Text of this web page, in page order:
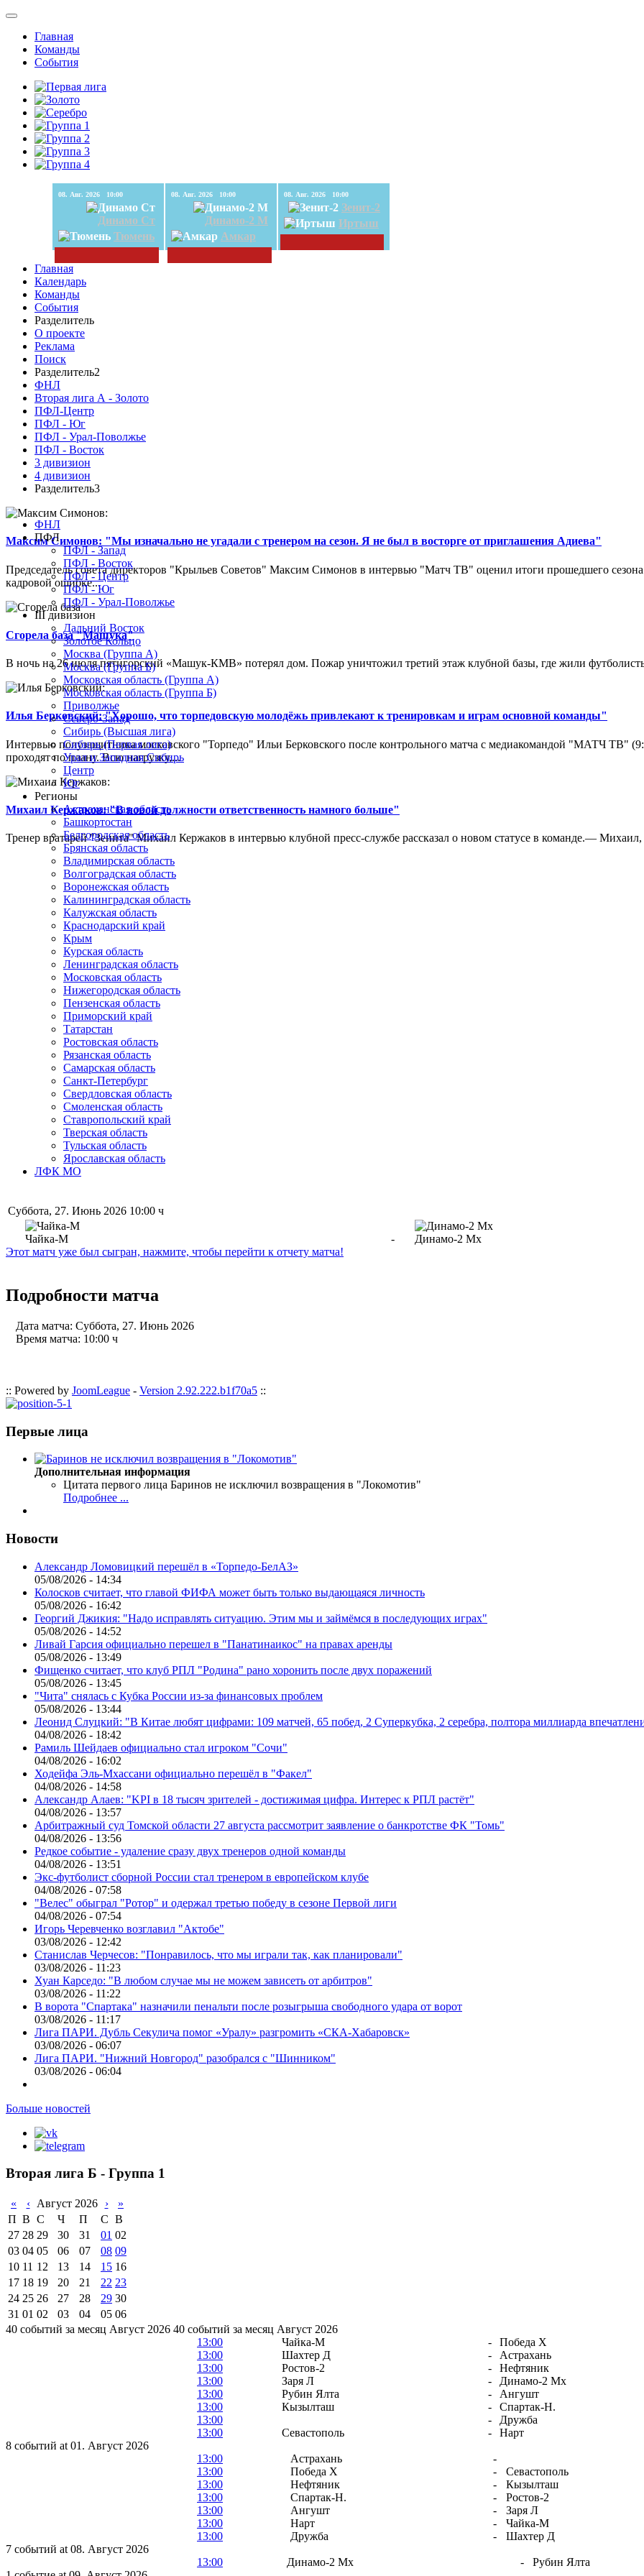
Главная
Команды
События
08. Авг. 2026 10:00
Динамо Ст
Тюмень
08. Авг. 2026 10:00
Динамо-2 М
Амкар
08. Авг. 2026 10:00
Зенит-2
Иртыш
Главная
Календарь
Команды
События
Разделитель
О проекте
Реклама
Поиск
Разделитель2
ФНЛ
Вторая лига А - Золото
ПФЛ-Центр
ПФЛ - Юг
ПФЛ - Урал-Поволжье
ПФЛ - Восток
3 дивизион
4 дивизион
Разделитель3
Максим Симонов: "Мы изначально не угадали с тренером на сезон. Я не был в восторге от приглашения Адиева"
Председатель совета директоров "Крыльев Советов" Максим Симонов в интервью "Матч ТВ" оценил итоги прошедшего сезона
кадровой ошибке...
Сгорела база "Машука"
В ночь на 26 июля пятигорский «Машук-КМВ» потерял дом. Пожар уничтожил третий этаж клубной базы, где жили
Илья Берковский: "Хорошо, что торпедовскую молодёжь привлекают к тренировкам и играм основной команды"
Интервью полузащитника московского "Торпедо" Ильи Берковского после контрольного матча с медиакомандой "МАТЧ ТВ"
проходят по плану. Всю нагрузку,...
Михаил Кержаков: "В новой должности ответственность намного больше"
Тренер вратарей "Зенита" Михаил Кержаков в интервью клубной пресс-службе рассказал о новом статусе в команде.—
ФНЛ
ПФЛ
ПФЛ - Запад
ПФЛ - Восток
ПФЛ - Центр
ПФЛ - Юг
ПФЛ - Урал-Поволжье
III дивизион
Дальний Восток
Золотое Кольцо
Москва (Группа А)
Москва (Группа Б)
Московская область (Группа А)
Московская область (Группа Б)
Приволжье
Северо-Запад
Сибирь (Высшая лига)
Сибирь (Первая лига)
Урал и Западная Сибирь
Центр
Юг
Регионы
Астраханская область
Башкортостан
Белгородская область
Брянская область
Владимирская область
Волгоградская область
Воронежская область
Калининградская область
Калужская область
Краснодарский край
Крым
Курская область
Ленинградская область
Московская область
Нижегородская область
Пензенская область
Приморский край
Татарстан
Ростовская область
Рязанская область
Самарская область
Санкт-Петербург
Свердловская область
Смоленская область
Ставропольский край
Тверская область
Тульская область
Ярославская область
ЛФК МО
Суббота, 27. Июнь 2026 10:00 ч
Чайка-М -
Динамо-2 Мх
Этот матч уже был сыгран, нажмите, чтобы перейти к отчету матча!
Подробности матча
Дата матча: Суббота, 27. Июнь 2026
Время матча: 10:00 ч
:: Powered by JoomLeague - Version 2.92.222.b1f70a5 ::
Первые лица
Дополнительная информация
Цитата первого лица Баринов не исключил возвращения в "Локомотив"
Подробнее ...
Новости
Александр Ломовицкий перешёл в «Торпедо-БелАЗ»
05/08/2026 - 14:34
Колосков считает, что главой ФИФА может быть только выдающаяся личность
05/08/2026 - 16:42
Георгий Джикия: "Надо исправлять ситуацию. Этим мы и займёмся в последующих играх"
05/08/2026 - 14:52
Ливай Гарсия официально перешел в "Панатинаикос" на правах аренды
05/08/2026 - 13:49
Фищенко считает, что клуб РПЛ "Родина" рано хоронить после двух поражений
05/08/2026 - 13:45
"Чита" снялась с Кубка России из-за финансовых проблем
05/08/2026 - 13:44
Леонид Слуцкий: "В Китае любят цифрами: 109 матчей, 65 побед, 2 Суперкубка, 2 серебра, полтора миллиарда
04/08/2026 - 18:42
Рамиль Шейдаев официально стал игроком "Сочи"
04/08/2026 - 16:02
Ходейфа Эль-Мхассани официально перешёл в "Факел"
04/08/2026 - 14:58
Александр Алаев: "KPI в 18 тысяч зрителей - достижимая цифра. Интерес к РПЛ растёт"
04/08/2026 - 13:57
Арбитражный суд Томской области 27 августа рассмотрит заявление о банкротстве ФК "Томь"
04/08/2026 - 13:56
Редкое событие - удаление сразу двух тренеров одной команды
04/08/2026 - 13:51
Экс-футболист сборной России стал тренером в европейском клубе
04/08/2026 - 07:58
"Велес" обыграл "Ротор" и одержал третью победу в сезоне Первой лиги
04/08/2026 - 07:54
Игорь Черевченко возглавил "Актобе"
03/08/2026 - 12:42
Станислав Черчесов: "Понравилось, что мы играли так, как планировали"
03/08/2026 - 11:23
Хуан Карседо: "В любом случае мы не можем зависеть от арбитров"
03/08/2026 - 11:22
В ворота "Спартака" назначили пенальти после розыгрыша свободного удара от ворот
03/08/2026 - 11:17
Лига ПАРИ. Дубль Секулича помог «Уралу» разгромить «СКА-Хабаровск»
03/08/2026 - 06:07
Лига ПАРИ. "Нижний Новгород" разобрался с "Шинником"
03/08/2026 - 06:04
Больше новостей
Вторая лига Б - Группа 1
« ‹ Август 2026 ›
»
П В С Ч П С В
27 28 29 30 31 01 02
03 04 05 06 07 08 09
10 11 12 13 14 15 16
17 18 19 20 21 22 23
24 25 26 27 28 29 30
31 01 02 03 04 05 06
40 событий за месяц Август 2026 40 событий за месяц Август 2026
13:00
Чайка-М -
Победа Х
13:00
Шахтер Д -
Астрахань
13:00
Ростов-2 -
Нефтяник
13:00
Заря Л -
Динамо-2 Мх
13:00
Рубин Ялта -
Ангушт
13:00
Кызылташ -
Спартак-Н.
13:00
-
Дружба
13:00
Севастополь -
Нарт
8 событий at 01. Август 2026
13:00
Астрахань
-
13:00
Победа Х -
Севастополь
13:00
Нефтяник -
Кызылташ
13:00
Спартак-Н. -
Ростов-2
13:00
Ангушт -
Заря Л
13:00
Нарт -
Чайка-М
13:00
Дружба -
Шахтер Д
7 событий at 08. Август 2026
13:00
Динамо-2 Мх -
Рубин Ялта